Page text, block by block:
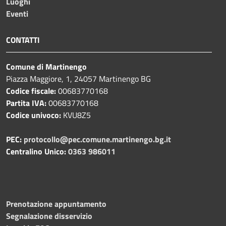
Eventi
CONTATTI
Comune di Martinengo
Piazza Maggiore, 1, 24057 Martinengo BG
Codice fiscale:00683770168
Partita IVA:00683770168
Codice univoco: KVU8Z5
PEC: protocollo@pec.comune.martinengo.bg.it
Centralino Unico:0363 986011
Prenotazione appuntamento
Segnalazione disservizio